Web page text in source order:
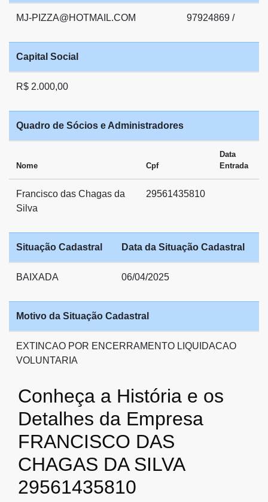
MJ-PIZZA@HOTMAIL.COM 97924869 /
Capital Social
R$ 2.000,00
Quadro de Sócios e Administradores
Nome Cpf
Data
Entrada
Francisco das Chagas da
Silva
29561435810
Situação Cadastral Data da Situação Cadastral
BAIXADA 06/04/2025
Motivo da Situação Cadastral
EXTINCAO POR ENCERRAMENTO LIQUIDACAO
VOLUNTARIA
Conheça a História e os
Detalhes da Empresa
FRANCISCO DAS
CHAGAS DA SILVA
29561435810